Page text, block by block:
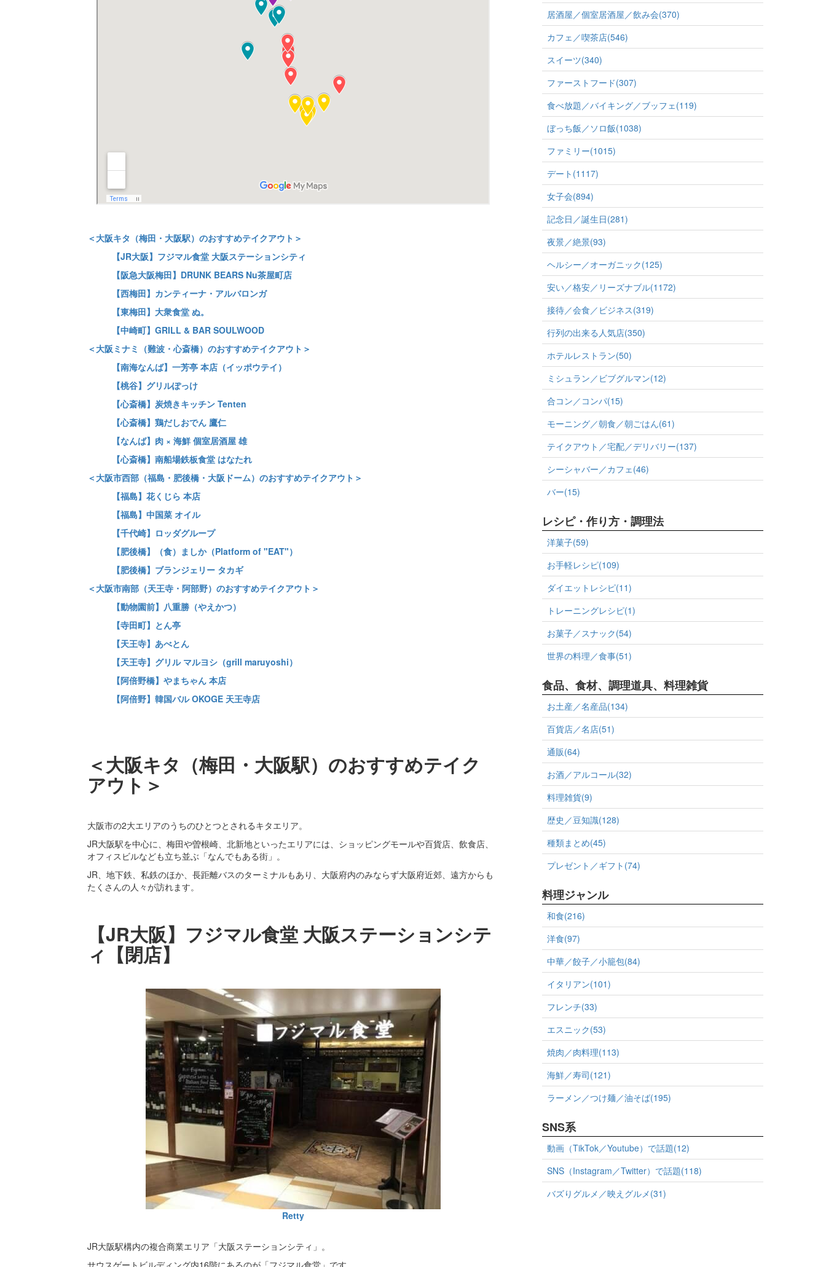
＜大阪キタ（梅田・大阪駅）のおすすめテイクアウト＞
【JR大阪】フジマル食堂 大阪ステーションシティ
【阪急大阪梅田】DRUNK BEARS Nu茶屋町店
【西梅田】カンティーナ・アルバロンガ
【東梅田】大衆食堂 ぬ。
【中崎町】GRILL & BAR SOULWOOD
＜大阪ミナミ（難波・心斎橋）のおすすめテイクアウト＞
【南海なんば】一芳亭 本店（イッポウテイ）
【桃谷】グリルぽっけ
【心斎橋】炭焼きキッチン Tenten
【心斎橋】鶏だしおでん 鷹仁
【なんば】肉 × 海鮮 個室居酒屋 雄
【心斎橋】南船場鉄板食堂 はなたれ
＜大阪市西部（福島・肥後橋・大阪ドーム）のおすすめテイクアウト＞
【福島】花くじら 本店
【福島】中国菜 オイル
【千代崎】ロッダグループ
【肥後橋】（食）ましか（Platform of "EAT"）
【肥後橋】ブランジェリー タカギ
＜大阪市南部（天王寺・阿部野）のおすすめテイクアウト＞
【動物園前】八重勝（やえかつ）
【寺田町】とん亭
【天王寺】あべとん
【天王寺】グリル マルヨシ（grill maruyoshi）
【阿倍野橋】やまちゃん 本店
【阿倍野】韓国バル OKOGE 天王寺店
＜大阪キタ（梅田・大阪駅）のおすすめテイク
アウト＞
大阪市の2大エリアのうちのひとつとされるキタエリア。
JR大阪駅を中心に、梅田や曽根崎、北新地といったエリアには、ショッピングモールや百貨店、飲食店、
オフィスビルなども立ち並ぶ「なんでもある街」。
JR、地下鉄、私鉄のほか、長距離バスのターミナルもあり、大阪府内のみならず大阪府近郊、遠方からも
たくさんの人々が訪れます。
【JR大阪】フジマル食堂 大阪ステーションシテ
ィ【閉店】
Retty
JR大阪駅構内の複合商業エリア「大阪ステーションシティ」。
サウスゲートビルディング内16階にあるのが「フジマル食堂」です。
居酒屋／個室居酒屋／飲み会(370)
カフェ／喫茶店(546)
スイーツ(340)
ファーストフード(307)
食べ放題／バイキング／ブッフェ(119)
ぼっち飯／ソロ飯(1038)
ファミリー(1015)
デート(1117)
女子会(894)
記念日／誕生日(281)
夜景／絶景(93)
ヘルシー／オーガニック(125)
安い／格安／リーズナブル(1172)
接待／会食／ビジネス(319)
行列の出来る人気店(350)
ホテルレストラン(50)
ミシュラン／ビブグルマン(12)
合コン／コンパ(15)
モーニング／朝食／朝ごはん(61)
テイクアウト／宅配／デリバリー(137)
シーシャバー／カフェ(46)
バー(15)
レシピ・作り方・調理法
洋菓子(59)
お手軽レシピ(109)
ダイエットレシピ(11)
トレーニングレシピ(1)
お菓子／スナック(54)
世界の料理／食事(51)
食品、食材、調理道具、料理雑貨
お土産／名産品(134)
百貨店／名店(51)
通販(64)
お酒／アルコール(32)
料理雑貨(9)
歴史／豆知識(128)
種類まとめ(45)
プレゼント／ギフト(74)
料理ジャンル
和食(216)
洋食(97)
中華／餃子／小籠包(84)
イタリアン(101)
フレンチ(33)
エスニック(53)
焼肉／肉料理(113)
海鮮／寿司(121)
ラーメン／つけ麺／油そば(195)
SNS系
動画（TikTok／Youtube）で話題(12)
SNS（Instagram／Twitter）で話題(118)
バズりグルメ／映えグルメ(31)